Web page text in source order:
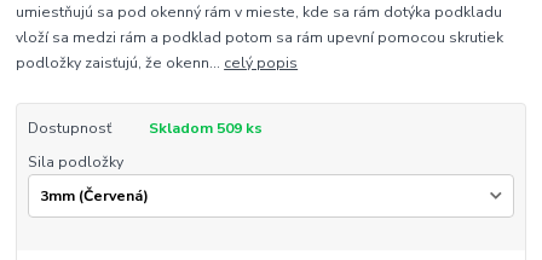
umiestňujú sa pod okenný rám v mieste, kde sa rám dotýka podkladu
vloží sa medzi rám a podklad potom sa rám upevní pomocou skrutiek
podložky zaisťujú, že okenn... celý popis
Dostupnosť
Skladom 509 ks
Sila podložky